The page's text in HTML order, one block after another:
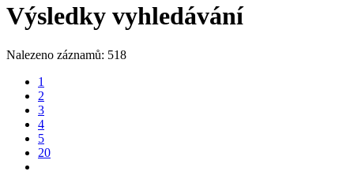
Výsledky vyhledávání
Nalezeno záznamů: 518
1
2
3
4
5
20